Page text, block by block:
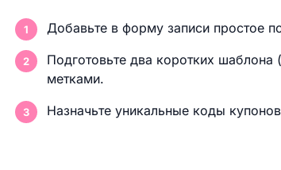
Добавьте в форму записи простое
Подготовьте два коротких
метками.
Назначьте уникальные коды